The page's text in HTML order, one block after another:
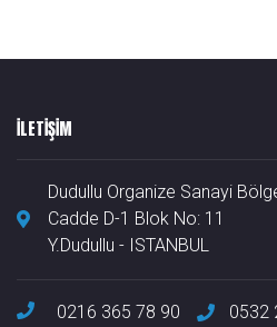
ILETIŞIM
Dudullu Organize Sanayi
Cadde D-1 Blok No: 11
Y.Dudullu - ISTANBUL
0216 365 78 90 0532